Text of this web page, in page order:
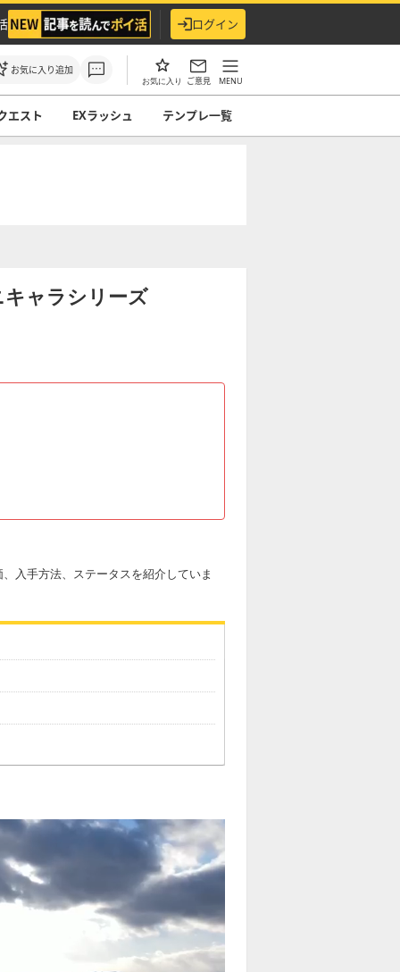
ログイン
お気に入り追加
お気に入り ご意見 MENU
エスト EXラッシュ テンプレ一覧
ャラシリーズ
入手方法、ステータスを紹介していま